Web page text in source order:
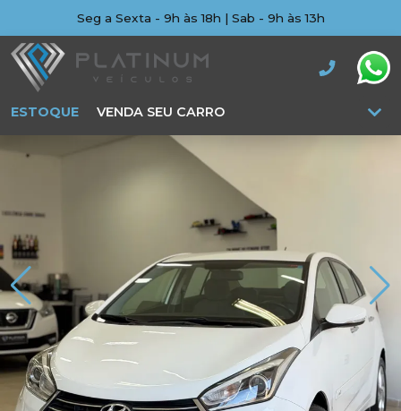
Seg a Sexta - 9h às 18h | Sab - 9h às 13h
ESTOQUE VENDA SEU CARRO